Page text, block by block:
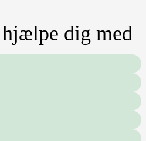
dig med